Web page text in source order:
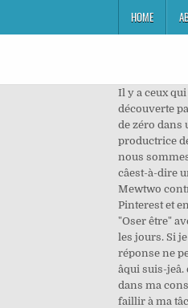
HOME
Il y a ceux
découverte
de zéro dans
productrice
nous sommes
câest-à-
Mewtwo
Pinterest et
"Oser être"
les jours. Si
réponse ne
âqui suis-
dans ma
faillir à ma